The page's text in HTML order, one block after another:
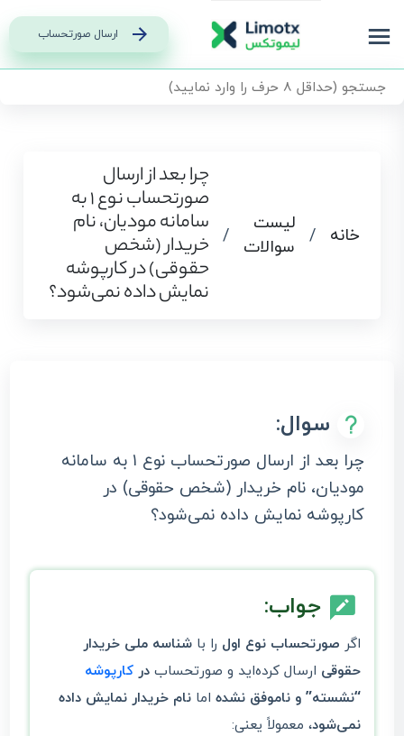
ارسال صورتحساب
خانه /
لیست
سوالات
/
چرا بعد از ارسال
صورتحساب نوع ۱ به
سامانه مودیان، نام
خریدار (شخص
حقوقی) در کارپوشه
نمایش داده نمی‌شود؟
سوال:
چرا بعد از ارسال صورتحساب نوع ۱ به سامانه
مودیان، نام خریدار (شخص حقوقی) در
کارپوشه نمایش داده نمی‌شود؟
جواب:
اگر صورتحساب نوع اول را با شناسه ملی خریدار
حقوقی ارسال کرده‌اید و صورتحساب در کارپوشه
“نشسته” و ناموفق نشدهاما نام خریدار نمایش داده
نمی‌شود، معمولاً یعنی: